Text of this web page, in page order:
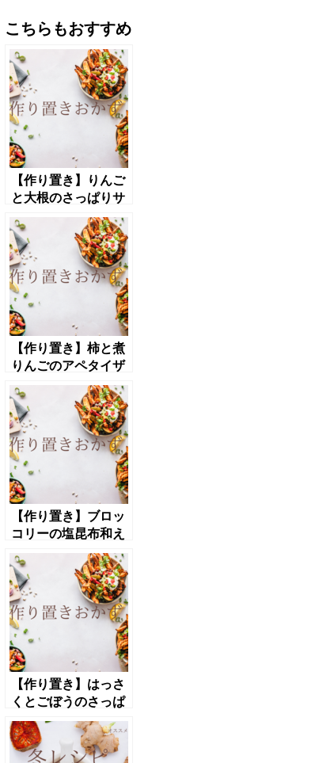
こちらもおすすめ
【作り置き】りんご
と大根のさっぱりサ
【作り置き】柿と煮
りんごのアペタイザ
【作り置き】ブロッ
コリーの塩昆布和え
【作り置き】はっさ
くとごぼうのさっぱ
りサラダ